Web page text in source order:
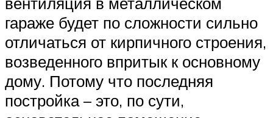
гараже будет по сложности сильно
отличаться от кирпичного строения,
возведенного впритык к основному
дому. Потому что последняя
постройка – это, по сути,